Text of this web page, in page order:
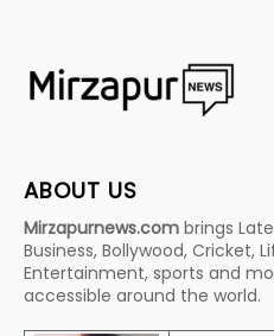
ABOUT US
Mirzapurnews.com brings
Business, Bollywood, Cricket,
Entertainment, sports and
accessible around the world.